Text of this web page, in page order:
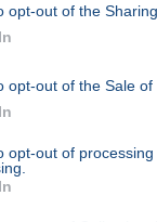
opt-out of the
opt-out of the Sale of
opt-out of
során
ezért a